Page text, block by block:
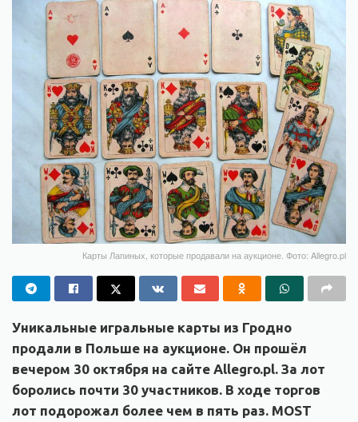
Карты Лапиных, которые продавали на аукционе. Фото: Allegro.pl
Уникальные игральные карты из Гродно
продали в Польше на аукционе. Он прошёл
вечером 30 октября на сайте Allegro.pl. За лот
боролись почти 30 участников. В ходе торгов
лот подорожал более чем в пять раз. MOST